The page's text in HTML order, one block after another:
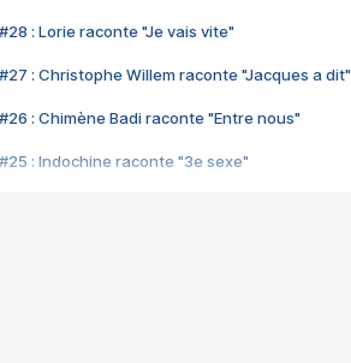
#28 : Lorie raconte "Je vais vite"
#27 : Christophe Willem raconte "Jacques a dit"
#26 : Chimène Badi raconte "Entre nous"
#25 : Indochine raconte "3e sexe"